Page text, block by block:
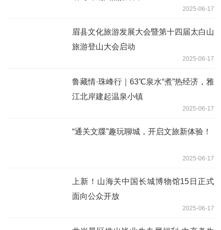
2025-06-17
眉县文化旅游发展大会暨第十四届太白山
旅游登山大会启动
2025-06-17
鲁藏情·珠峰行｜63℃泉水“煮”热经济，雅
江北岸建起温泉小镇
2025-06-17
“通关文牒”趣玩聊城，开启文旅新体验！
2025-06-17
上新！山海关中国长城博物馆15日正式
面向公众开放
2025-06-17